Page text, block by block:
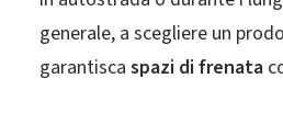
generale, a scegliere un
garantisca spazi di frenata